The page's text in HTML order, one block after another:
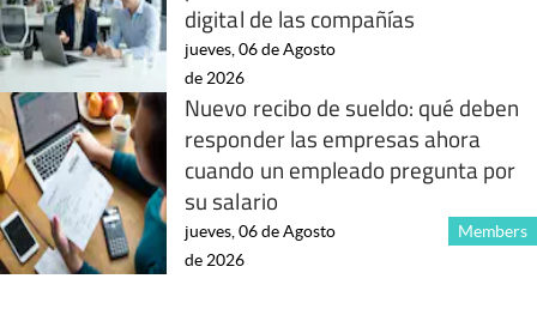
digital de las compañías
jueves, 06 de Agosto
de 2026
Nuevo recibo de sueldo: qué deben
responder las empresas ahora
cuando un empleado pregunta por
su salario
Members
jueves, 06 de Agosto
de 2026